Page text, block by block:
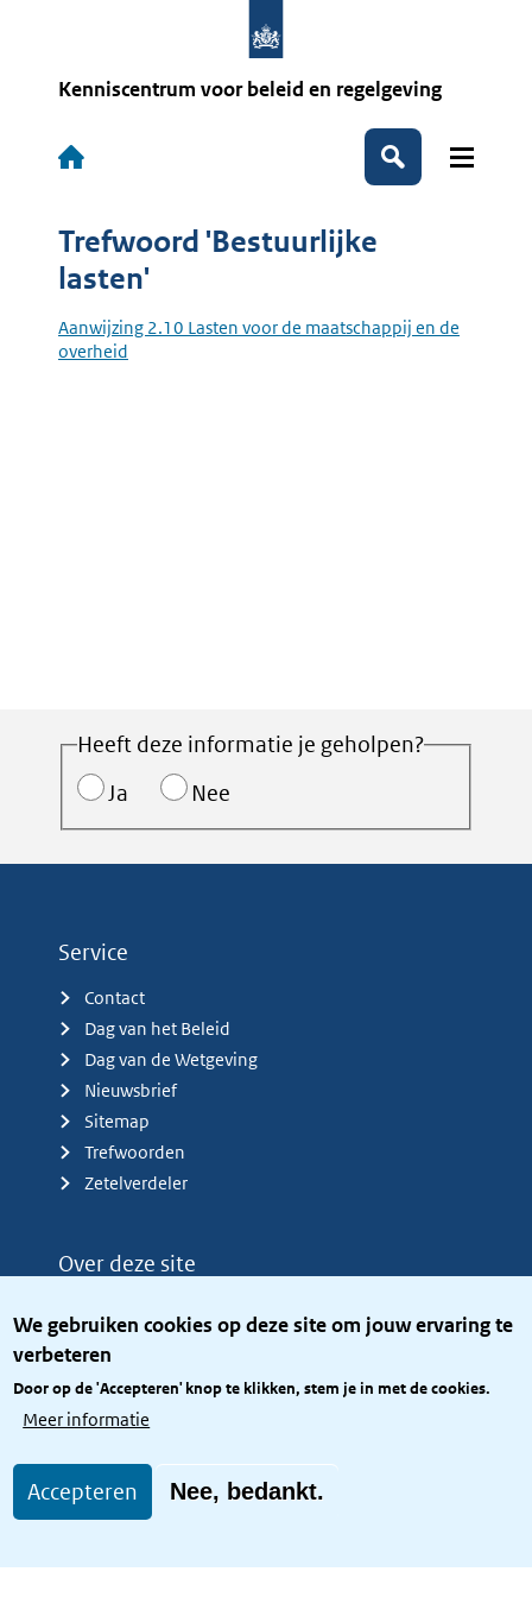
We gebruiken cookies op deze site om jouw ervaring te
verbeteren
Door op de 'Accepteren' knop te klikken, stem je in met de cookies.
Meer informatie
Accepteren Nee, bedankt.
Kenniscentrum voor beleid en regelgeving
Hoofdnavigatie
Zoeken
Trefwoord 'Bestuurlijke
lasten'
Aanwijzing 2.10 Lasten voor de maatschappij en de
overheid
Heeft deze informatie je geholpen?
Ja
Nee
Service
Contact
Dag van het Beleid
Dag van de Wetgeving
Nieuwsbrief
Sitemap
Trefwoorden
Zetelverdeler
Over deze site
Privacy
Toegang site openbaar
Toegankelijkheid